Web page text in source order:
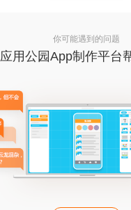
你可能遇到的问题
应用公园App制作平台